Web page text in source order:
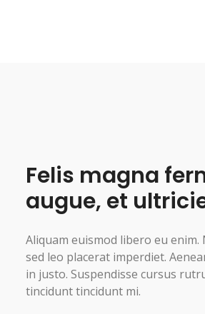
Felis magna
augue, et
Aliquam euismod libero eu enim.
sed leo placerat imperdiet.
in justo. Suspendisse cursus
tincidunt tincidunt mi.